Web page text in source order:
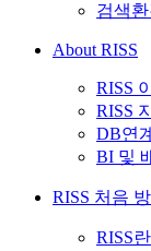
검색
About RISS
RISS
RISS
DB연
BI 및
RISS 처음
RISS